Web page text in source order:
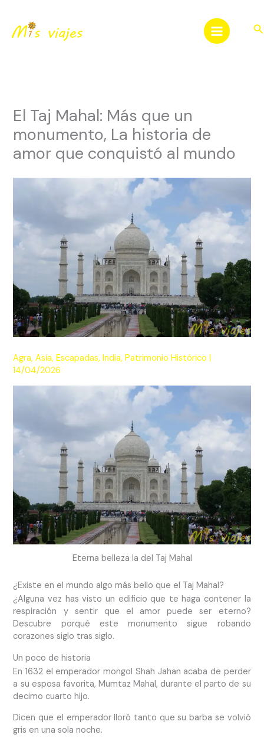
contenido
El Taj Mahal: Más que un
monumento, La historia de
amor que conquistó al mundo
Agra,Asia,Escapadas,India,Patrimonio Histórico |
14/04/2026
Eterna belleza la del Taj Mahal
¿Existe en el mundo algo más bello que el Taj Mahal?
¿Alguna vez has visto un edificio que te haga contener la
respiración y sentir que el amor puede ser eterno?
Descubre porqué este monumento sigue robando
corazones siglo tras siglo.
Un poco de historia
En 1632 el emperador mongol Shah Jahan acaba de perder
a su esposa favorita, Mumtaz Mahal, durante el parto de su
decimo cuarto hijo.
Dicen que el emperador lloró tanto que su barba se volvió
gris en una sola noche.